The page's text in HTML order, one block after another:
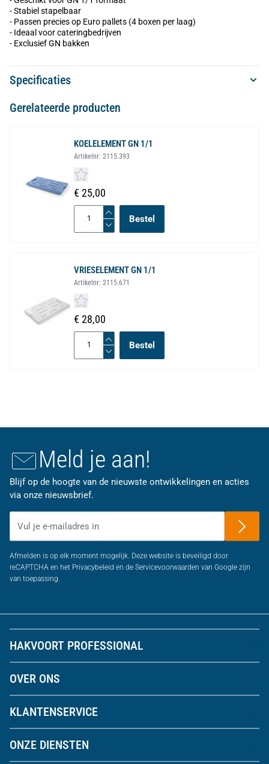
- Stabiel stapelbaar
- Passen precies op Euro pallets (4 boxen per laag)
- Ideaal voor cateringbedrijven
- Exclusief GN bakken
Specificaties
Gerelateerde producten
KOELELEMENT GN 1/1
Artikelnr: 2115.393
€ 25,00
Bestel
VRIESELEMENT GN 1/1
Artikelnr: 2115.671
€ 28,00
Bestel
Meld je aan!
Blijf op de hoogte van de nieuwste ontwikkelingen en acties
via onze nieuwsbrief.
Afmelden is op elk moment mogelijk. Deze website is beveiligd door
reCAPTCHA en het Privacybeleid en de Servicevoorwaarden van Google zijn
van toepassing.
HAKVOORT PROFESSIONAL
OVER ONS
KLANTENSERVICE
ONZE DIENSTEN